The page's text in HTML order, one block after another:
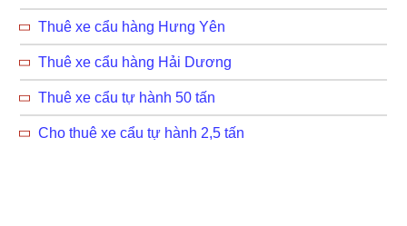
Thuê xe cẩu hàng Hưng Yên
Thuê xe cẩu hàng Hải Dương
Thuê xe cẩu tự hành 50 tấn
Cho thuê xe cẩu tự hành 2,5 tấn